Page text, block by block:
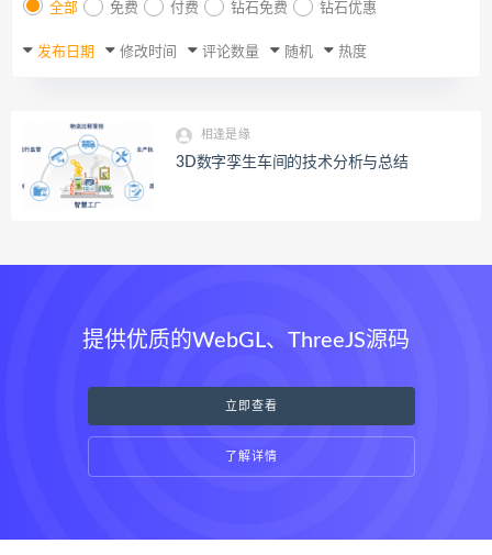
全部 免费 付费 钻石免费 钻石优惠
发布日期 修改时间 评论数量 随机 热度
相逢是缘
3D数字孪生车间的技术分析与总结
提供优质的WebGL、ThreeJS源码
立即查看
了解详情